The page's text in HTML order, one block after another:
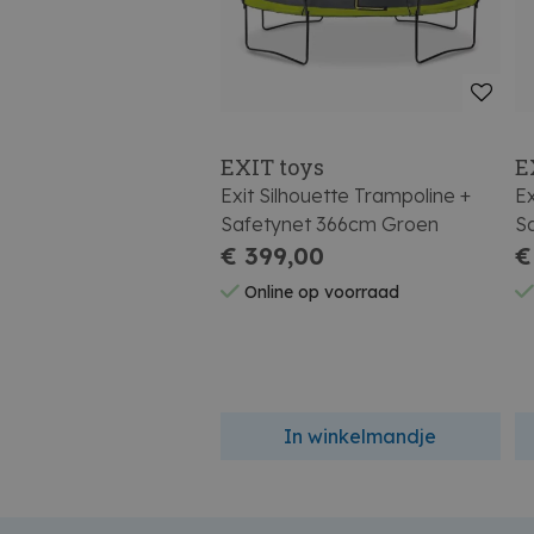
EXIT toys
Exit Silhouette Trampoline +
Safetynet 366cm Groen
€ 399,00
Online op voorraad
In winkelmandje